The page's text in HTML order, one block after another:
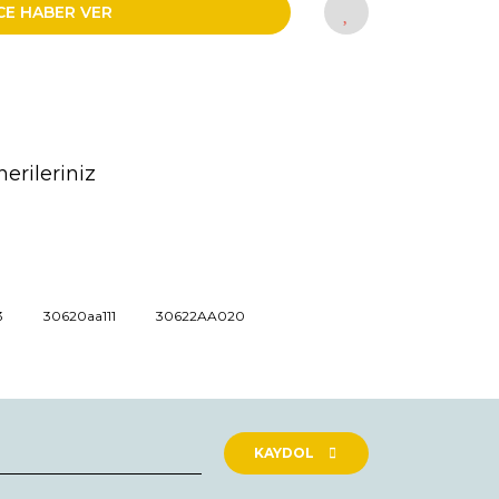
HABER VER
tarafımıza iletebilirsiniz.
30620aa111
30622AA020
KAYDOL